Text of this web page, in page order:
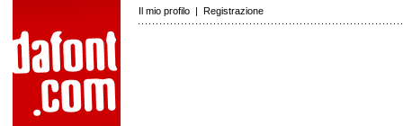
Il mio profilo | Registrazione